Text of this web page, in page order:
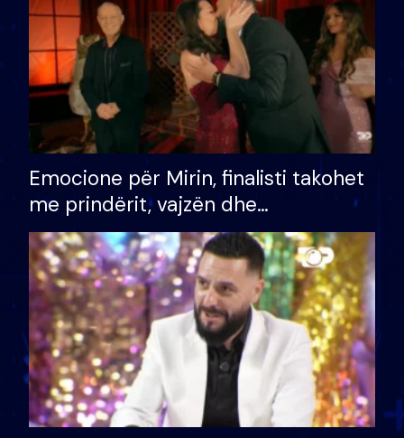
Emocione për Mirin, finalisti takohet
me prindërit, vajzën dhe
bashkëshorten: S’kemi ndonjë letër
divorci apo jo?